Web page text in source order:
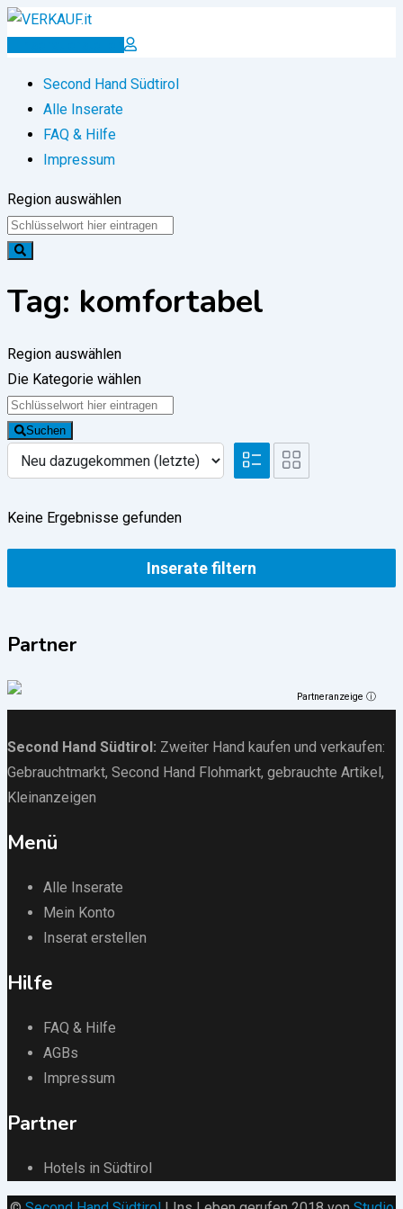
Zum
Inserat erstellen
Second Hand Südtirol
Alle Inserate
FAQ & Hilfe
Impressum
Region auswählen
Tag: komfortabel
Region auswählen
Die Kategorie wählen
Suchen
Keine Ergebnisse gefunden
Inserate filtern
Partner
Partneranzeige ⓘ
Second Hand Südtirol : Zweiter Hand kaufen und verkaufen:
Gebrauchtmarkt, Second Hand Flohmarkt, gebrauchte Artikel ,
Kleinanzeigen
Menü
Alle Inserate
Mein Konto
Inserat erstellen
Hilfe
FAQ & Hilfe
AGBs
Impressum
Partner
Hotels in Südtirol